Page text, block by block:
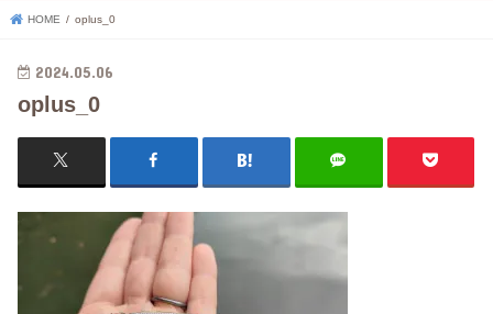
HOME oplus_0
2024.05.06
oplus_0